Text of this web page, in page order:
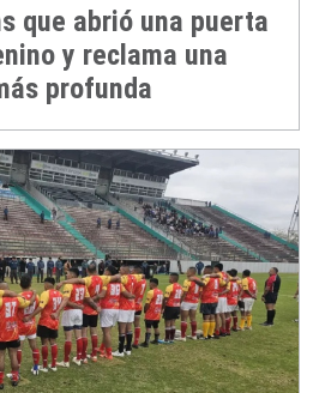
que abrió una puerta
y reclama una
profunda